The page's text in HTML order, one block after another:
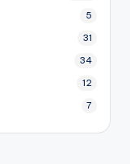
5
31
34
12
7